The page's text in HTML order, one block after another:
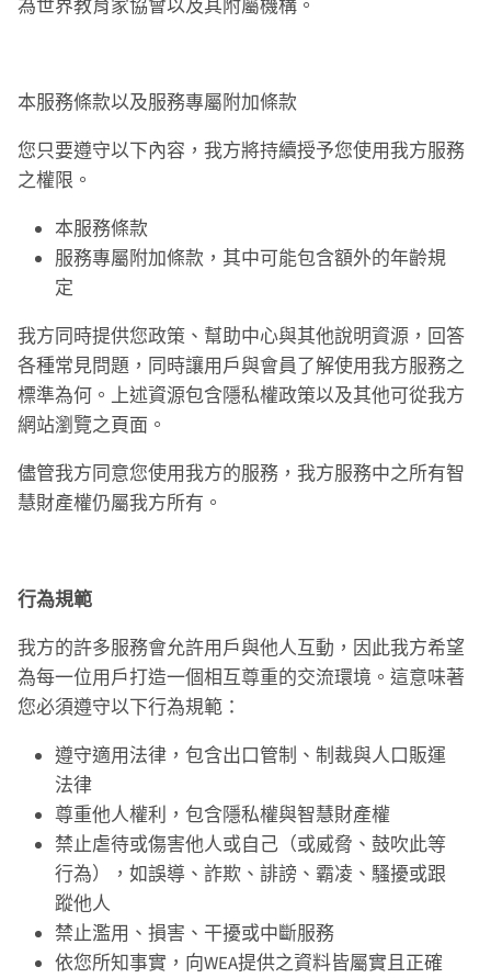
為世界教育家協會以及其附屬機構。
本服務條款以及服務專屬附加條款
您只要遵守以下內容，我方將持續授予您使用我方服務
之權限。
本服務條款
服務專屬附加條款，其中可能包含額外的年齡規
定
我方同時提供您政策、幫助中心與其他說明資源，回答
各種常見問題，同時讓用戶與會員了解使用我方服務之
標準為何。上述資源包含隱私權政策以及其他可從我方
網站瀏覽之頁面。
儘管我方同意您使用我方的服務，我方服務中之所有智
慧財產權仍屬我方所有。
行為規範
我方的許多服務會允許用戶與他人互動，因此我方希望
為每一位用戶打造一個相互尊重的交流環境。這意味著
您必須遵守以下行為規範：
遵守適用法律，包含出口管制、制裁與人口販運
法律
尊重他人權利，包含隱私權與智慧財產權
禁止虐待或傷害他人或自己（或威脅、鼓吹此等
行為），如誤導、詐欺、誹謗、霸凌、騷擾或跟
蹤他人
禁止濫用、損害、干擾或中斷服務
依您所知事實，向WEA提供之資料皆屬實且正確